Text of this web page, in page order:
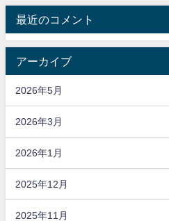
最近のコメント
アーカイブ
2026年5月
2026年3月
2026年1月
2025年12月
2025年11月